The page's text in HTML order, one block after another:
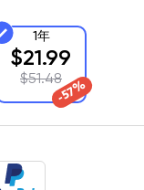
1年
$21.99
$51.48
-
57%